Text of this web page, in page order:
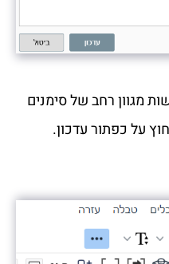
מגוון רחב של סימנים
על כפתור עדכון.